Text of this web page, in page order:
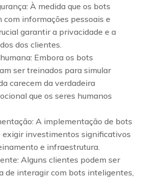
À medida que os bots
informações pessoais e
garantir a privacidade e a
dos clientes.
Embora os bots
ser treinados para simular
carecem da verdadeira
que os seres humanos
A implementação de bots
investimentos significativos
e infraestrutura.
Alguns clientes podem ser
de interagir com bots inteligentes,